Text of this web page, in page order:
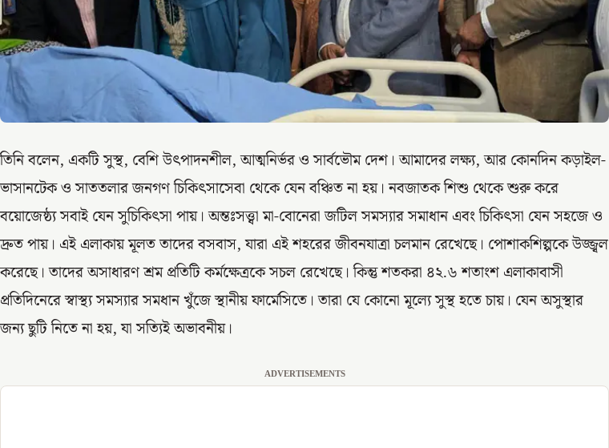
তিনি বলেন, একটি সুস্থ, বেশি উৎপাদনশীল, আত্মনির্ভর ও সার্বভৌম দেশ। আমাদের লক্ষ্য, আর কোনদিন কড়াইল-
ভাসানটেক ও সাততলার জনগণ চিকিৎসাসেবা থেকে যেন বঞ্চিত না হয়। নবজাতক শিশু থেকে শুরু করে
বয়োজেষ্ঠ্য সবাই যেন সুচিকিৎসা পায়। অন্তঃসত্ত্বা মা-বোনেরা জটিল সমস্যার সমাধান এবং চিকিৎসা যেন সহজে ও
দ্রুত পায়। এই এলাকায় মূলত তাদের বসবাস, যারা এই শহরের জীবনযাত্রা চলমান রেখেছে। পোশাকশিল্পকে উজ্জ্বল
করেছে। তাদের অসাধারণ শ্রম প্রতিটি কর্মক্ষেত্রকে সচল রেখেছে। কিন্তু শতকরা ৪২.৬ শতাংশ এলাকাবাসী
প্রতিদিনেরে স্বাস্থ্য সমস্যার সমধান খুঁজে স্থানীয় ফার্মেসিতে। তারা যে কোনো মূল্যে সুস্থ হতে চায়। যেন অসুস্থার
জন্য ছুটি নিতে না হয়, যা সত্যিই অভাবনীয়।
ADVERTISEMENTS